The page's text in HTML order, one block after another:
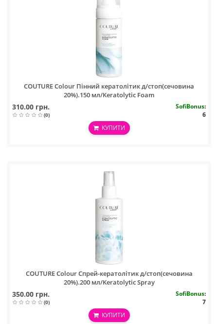
COUTURE Colour Пінний кератолітик д/стоп(сечовина
20%).150 мл/Keratolytic Foam
310.00 грн.
(0)
SofiBonus:
6
КУПИТИ
COUTURE Colour Спрей-кератолітик д/стоп(сечовина
20%).200 мл/Keratolytic Spray
350.00 грн.
(0)
SofiBonus:
7
КУПИТИ